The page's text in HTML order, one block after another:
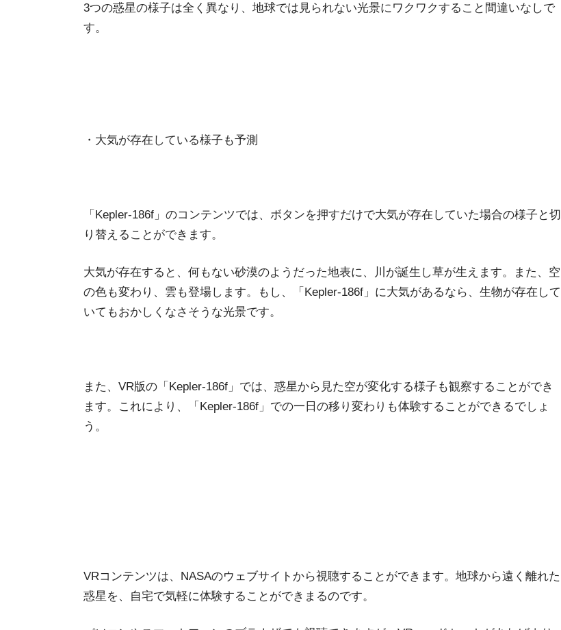
3つの惑星の様子は全く異なり、地球では見られない光景にワクワクすること間違いなしで
す。
・大気が存在している様子も予測
「Kepler-186f」のコンテンツでは、ボタンを押すだけで大気が存在していた場合の様子と切
り替えることができます。
大気が存在すると、何もない砂漠のようだった地表に、川が誕生し草が生えます。また、空
の色も変わり、雲も登場します。もし、「Kepler-186f」に大気があるなら、生物が存在して
いてもおかしくなさそうな光景です。
また、VR版の「Kepler-186f」では、惑星から見た空が変化する様子も観察することができ
ます。これにより、「Kepler-186f」での一日の移り変わりも体験することができるでしょ
う。
VRコンテンツは、NASAのウェブサイトから視聴することができます。地球から遠く離れた
惑星を、自宅で気軽に体験することができまるのです。